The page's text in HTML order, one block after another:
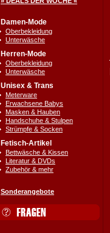
Damen-Mode
Oberbekleidung
Unterwäsche
Herren-Mode
Oberbekleidung
Unterwäsche
Unisex & Trans
Meterware
Erwachsene Babys
Masken & Hauben
Handschuhe & Stulpen
Strümpfe & Socken
Fetisch-Artikel
Bettwäsche & Kissen
Literatur & DVDs
Zubehör & mehr
Sonderangebote